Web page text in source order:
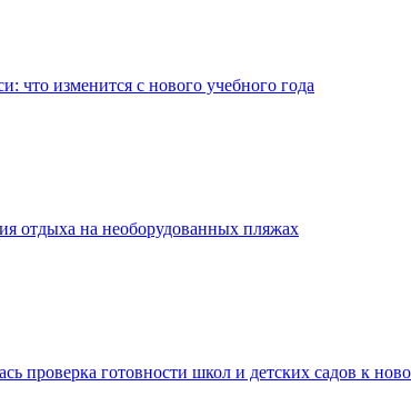
что изменится с нового учебного года
отдыха на необорудованных пляжах
проверка готовности школ и детских садов к